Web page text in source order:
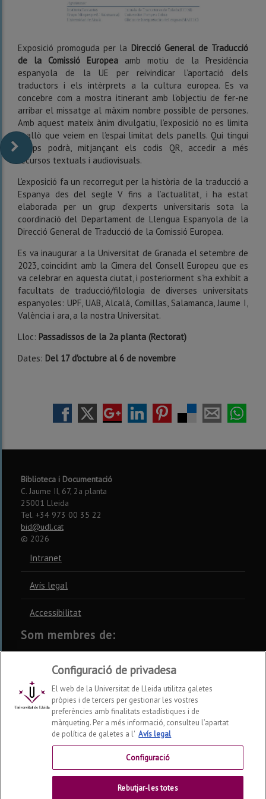
Exposició promoguda per la Direcció General de Traducció
de la Comissió Europea amb motiu de la Presidència
espanyola de la UE per reivindicar l’aportació dels
traductors i els intèrprets a la cultura europea. Es va
concebre com a mostra itinerant amb l’objectiu de fer-ne
arribar el missatge al màxim nombre possible de persones.
Amb aquest mateix ànim divulgatiu, l’exposició no es limita
a allò que veiem en l’espai limitat dels panells. Qui tingui
temps podrà, mitjançant els codis QR, accedir a més
recursos textuals i audiovisuals.
L’exposició fa un recorregut per la història de la traducció a
Espanya des del segle V fins a l’actualitat, i ha estat
elaborada per un grup d’experts universitaris sota la
coordinació del Departament de Llengua Espanyola de la
Direcció General de Traducció de la Comissió Europea.
Es va inaugurar a la Universitat de Granada el setembre de
2023, coincidint amb la Cimera del Consell Europeu que es
va celebrar en aquesta ciutat, i posteriorment s’ha exhibit a
facultats de traducció/filologia de diverses universitats
espanyoles: UPF, UAB, Alcalá, Comillas, Salamanca, Jaume I,
València i ara, a la nostra Universitat.
Lloc: Passadissos de la 2a planta (Rectorat)
Dates: Del 17 d'octubre al 6 de novembre
Biblioteca i Documentació
C. Jaume II, 67, 2a planta
25001 Lleida
Tel. +34 973 00 35 22
bid@udl.cat
© 2026
Intranet
Avís legal
Accessibilitat
Som membres de:
CSUC REBIUN CRUE
Xarxes socials
Configuració de privadesa
El web de la Universitat de Lleida utilitza galetes
pròpies i de tercers per gestionar les vostres
preferències amb finalitats estadístiques i de
màrqueting. Per a més informació, consulteu l’apartat
de política de galetes a l' Avís legal
Configuració
Rebutjar-les totes